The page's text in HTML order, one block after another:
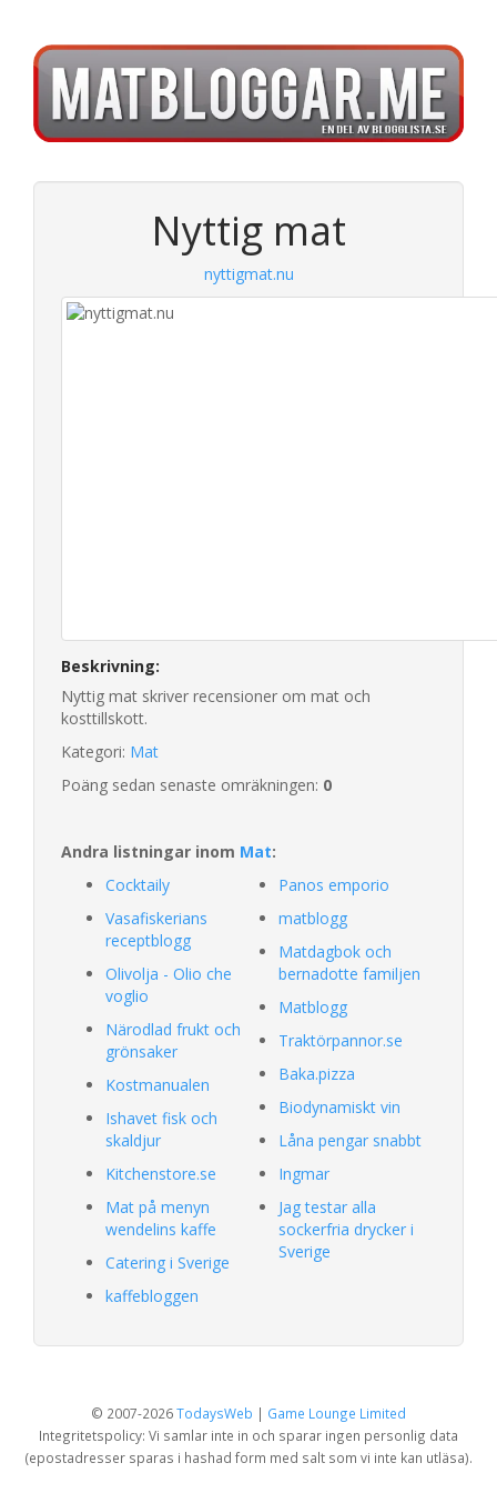
Nyttig mat
nyttigmat.nu
Beskrivning:
Nyttig mat skriver recensioner om mat och
kosttillskott.
Kategori: Mat
Poäng sedan senaste omräkningen: 0
Andra listningar inom Mat:
Cocktaily
Vasafiskerians
receptblogg
Olivolja - Olio che
voglio
Närodlad frukt och
grönsaker
Kostmanualen
Ishavet fisk och
skaldjur
Kitchenstore.se
Mat på menyn
wendelins kaffe
Catering i Sverige
kaffebloggen
Panos emporio
matblogg
Matdagbok och
bernadotte familjen
Matblogg
Traktörpannor.se
Baka.pizza
Biodynamiskt vin
Låna pengar snabbt
Ingmar
Jag testar alla
sockerfria drycker i
Sverige
© 2007-2026TodaysWeb | Game Lounge Limited
Integritetspolicy: Vi samlar inte in och sparar ingen personlig data
(epostadresser sparas i hashad form med salt som vi inte kan utläsa).